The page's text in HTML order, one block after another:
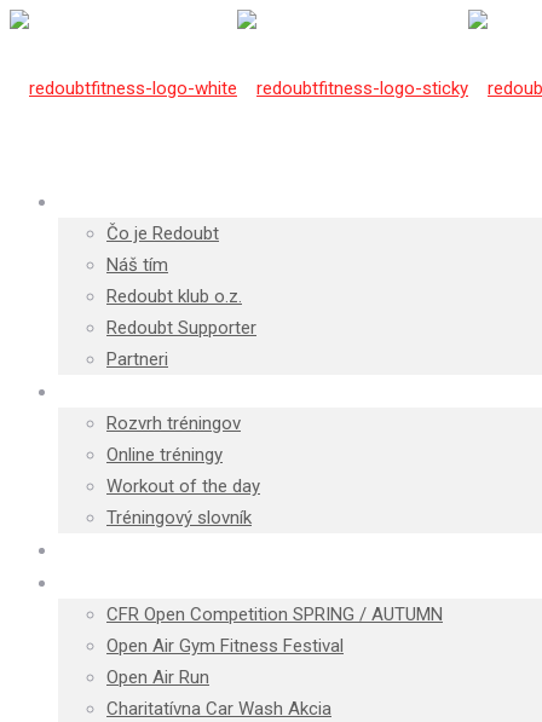
Čo je Redoubt
Náš tím
Redoubt klub o.z.
Redoubt Supporter
Partneri
Rozvrh tréningov
Online tréningy
Workout of the day
Tréningový slovník
CFR Open Competition SPRING / AUTUMN
Open Air Gym Fitness Festival
Open Air Run
Charitatívna Car Wash Akcia